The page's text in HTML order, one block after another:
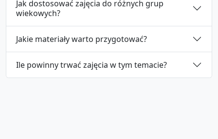
Jak dostosować zajęcia do różnych grup
wiekowych?
Jakie materiały warto przygotować?
Ile powinny trwać zajęcia w tym temacie?